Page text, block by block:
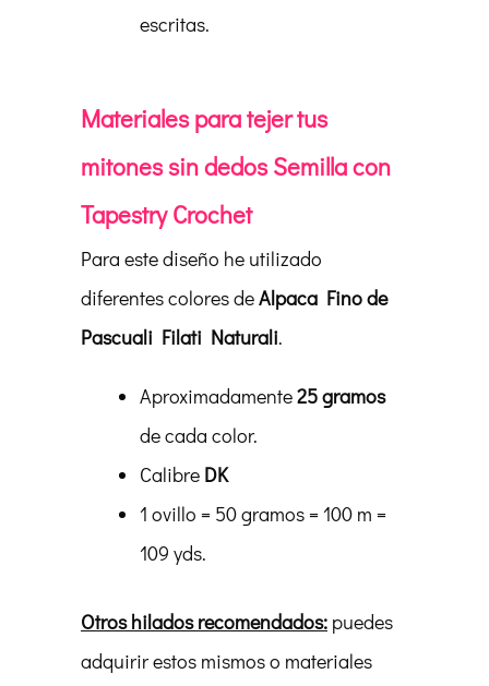
escritas.
Materiales para tejer tus
mitones sin dedos Semilla con
Tapestry Crochet
Para este diseño he utilizado
diferentes colores deAlpaca Fino de
Pascuali Filati Naturali.
Aproximadamente25 gramos
de cada color.
Calibre DK
1 ovillo = 50 gramos = 100 m =
109 yds.
Otros hilados recomendados: puedes
adquirir estos mismos o materiales